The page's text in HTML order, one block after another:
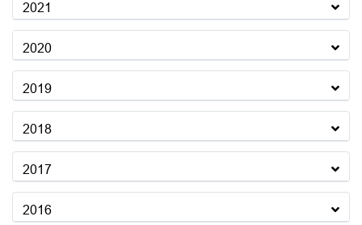
2021
2020
2019
2018
2017
2016